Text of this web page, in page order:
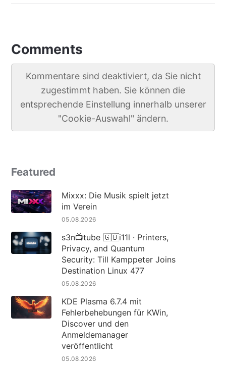
Comments
Kommentare sind deaktiviert, da Sie nicht
zugestimmt haben. Sie können die
entsprechende Einstellung innerhalb unserer
"Cookie-Auswahl" ändern.
Featured
Mixxx: Die Musik spielt jetzt
im Verein
05.08.2026
s3n📺tube 🇬🇧i11l · Printers,
Privacy, and Quantum
Security: Till Kamppeter Joins
Destination Linux 477
05.08.2026
KDE Plasma 6.7.4 mit
Fehlerbehebungen für KWin,
Discover und den
Anmeldemanager
veröffentlicht
05.08.2026